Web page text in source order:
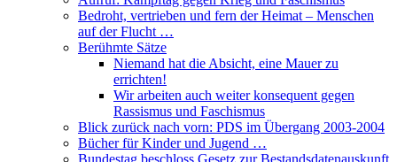
Bedroht, vertrieben und fern der Heimat – Menschen
auf der Flucht …
Berühmte Sätze
Niemand hat die Absicht, eine Mauer zu
errichten!
Wir arbeiten auch weiter konsequent gegen
Rassismus und Faschismus
Blick zurück nach vorn: PDS im Übergang 2003-2004
Bücher für Kinder und Jugend …
Bundestag beschloss Gesetz zur Bestandsdatenauskunft